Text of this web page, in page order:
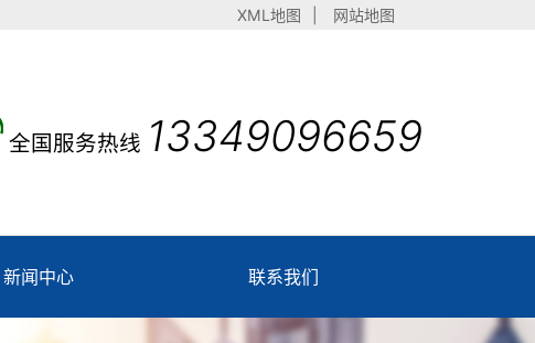
XML地图 网站地图
全国服务热线 13349096659
新闻中心 联系我们